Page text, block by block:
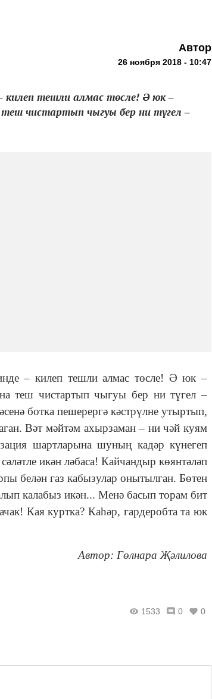
Автор
26 ноября 2018 - 10:47
килеп тешли алмас төсле! Ә юк ‒
чистартып чыгуы бер ни түгел ‒
‒ килеп тешли алмас төсле! Ә юк ‒
теш чистартып чыгуы бер ни түгел ‒
ботка пешерергә кәстрүлне утыртып,
Вәт мәйтәм ахырзаман ‒ ни чәй куям
шартларына шуның кадәр күнегеп
икән ләбаса! Кайчандыр көянтәләп
белән газ кабызулар онытылган. Бөтен
калабыз икән... Менә басып торам бит
Кая куртка? Каһәр, гардеробта та юк
Автор: Гөлнара Җәлилова
1533 0 0